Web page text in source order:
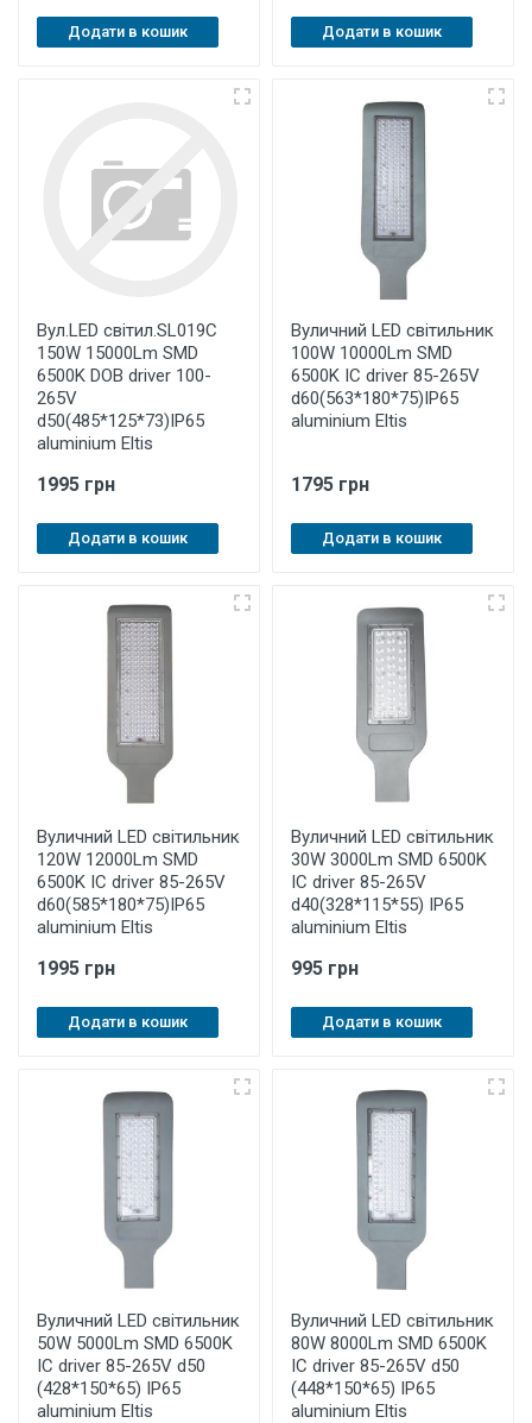
Додати в кошик Додати в кошик
Вул.LED світил.SL019C
150W 15000Lm SMD
6500K DOB driver 100-
265V
d50(485*125*73)IP65
aluminium Eltis
1995 грн
Додати в кошик
Вуличний LED світильник
100W 10000Lm SMD
6500K IC driver 85-265V
d60(563*180*75)IP65
aluminium Eltis
1795 грн
Додати в кошик
Вуличний LED світильник
120W 12000Lm SMD
6500K IC driver 85-265V
d60(585*180*75)IP65
aluminium Eltis
1995 грн
Додати в кошик
Вуличний LED світильник
30W 3000Lm SMD 6500K
IC driver 85-265V
d40(328*115*55) IP65
aluminium Eltis
995 грн
Додати в кошик
Вуличний LED світильник
50W 5000Lm SMD 6500K
IC driver 85-265V d50
(428*150*65) IP65
aluminium Eltis
Вуличний LED світильник
80W 8000Lm SMD 6500K
IC driver 85-265V d50
(448*150*65) IP65
aluminium Eltis